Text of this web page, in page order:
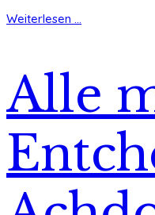
Weiterlesen ...
Alle